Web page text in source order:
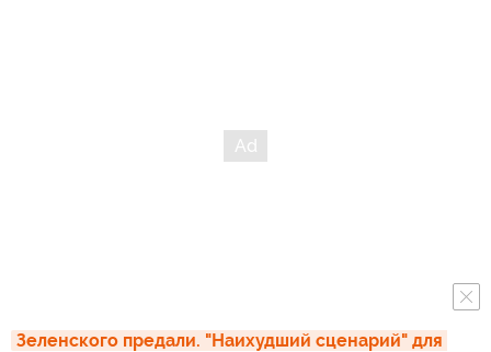
Зеленского предали. "Наихудший сценарий" для